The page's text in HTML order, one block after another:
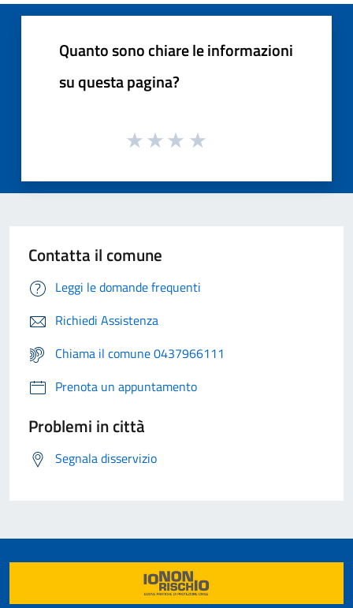
Quanto sono chiare le informazioni
su questa pagina?
Contatta il comune
Leggi le domande frequenti
Richiedi Assistenza
Chiama il comune 0437966111
Prenota un appuntamento
Problemi in città
Segnala disservizio